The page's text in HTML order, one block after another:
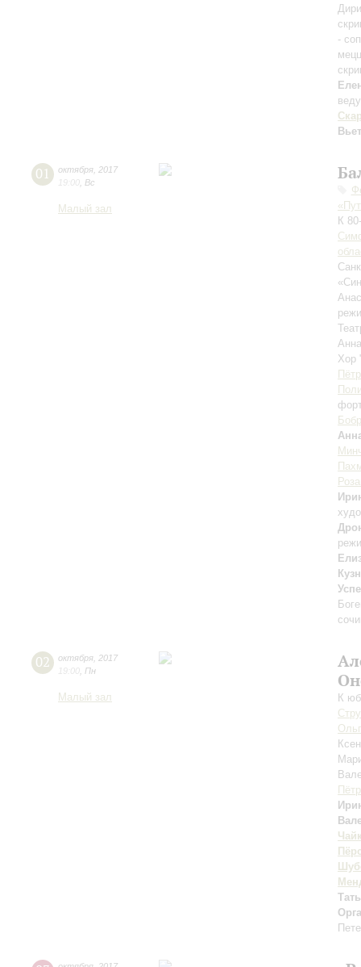
-
01 октября 2017
19:00 Вс
Малый зал
К
Хор
02 октября 2017
19:00 Пн
Малый зал
К